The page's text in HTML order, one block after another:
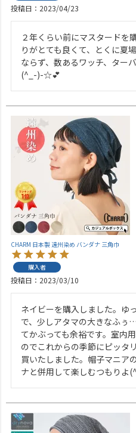
投稿日 2023/04/23
２年くらい前にマスタードを
りがとても良くて、とくに夏
ならず、数あるワッチ、ター
(^_-)-☆💕
CHARM 日本製 遠州染め バンダナ 三角巾
購入者
投稿日 2023/03/10
ネイビーを購入しました。ゆ
で、少しアタマの大きなふぅ
てかぶっても余裕です。室内
のでこれからの季節にピッタ
買いたしました。帽子マニ
ナと併用して楽しむつもり